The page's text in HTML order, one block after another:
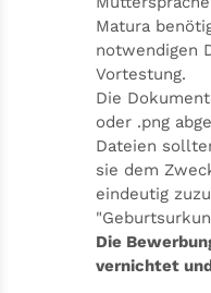
Matura
notwendigen
Vortestung.
Die
oder .png
Dateien
sie dem
eindeutig
Die
vernichtet